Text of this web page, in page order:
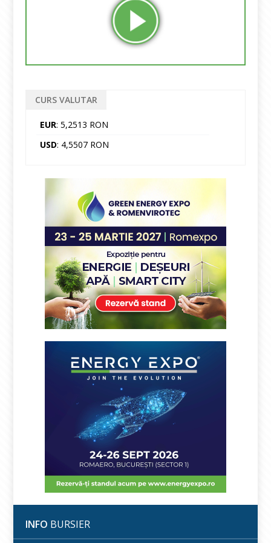
CURS VALUTAR
EUR: 5,2513 RON
USD: 4,5507 RON
INFO BURSIER